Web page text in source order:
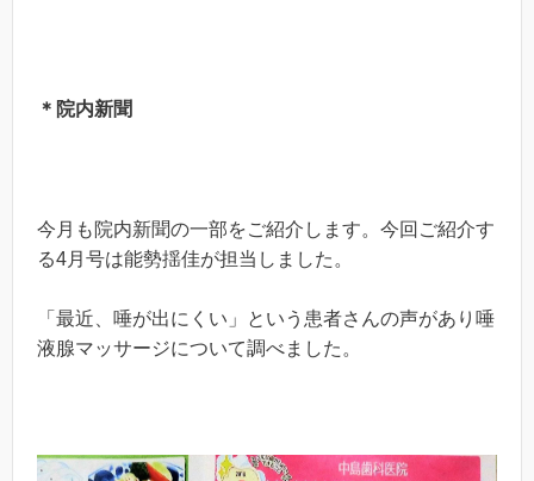
＊院内新聞
今月も院内新聞の一部をご紹介します。今回ご紹介す
る4月号は能勢揺佳が担当しました。
「最近、唾が出にくい」という患者さんの声があり唾
液腺マッサージについて調べました。